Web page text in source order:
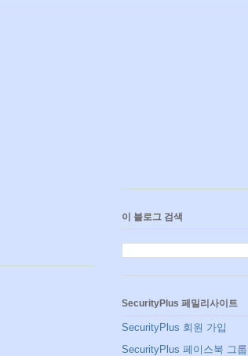
이 블로그 검색
SecurityPlus 페밀리사이트
SecurityPlus 회원 가입
SecurityPlus 페이스북 그룹